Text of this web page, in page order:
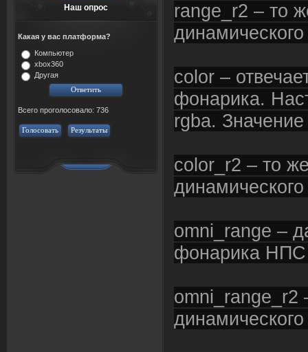
Наш опрос
Какая у вас платформа?
Компьютер
xbox360
Другая
Всего проголосовало: 736
Голосовать Результаты
range_r2 – то
color –
фонарика.
rgba.
color_r2 – то
omni_range –
фонарика
omni_range_r2